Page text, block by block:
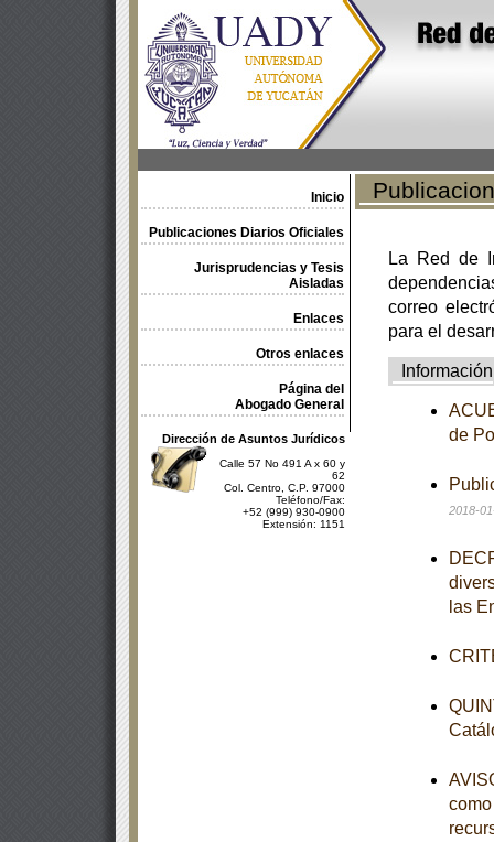
Inicio
Publicaciones Diarios Oficiales
Jurisprudencias y Tesis
Aisladas
Enlaces
Otros enlaces
Página del
Abogado General
Dirección de Asuntos Jurídicos
Calle 57 No 491 A x 60 y
62
Col. Centro, C.P. 97000
Teléfono/Fax:
+52 (999) 930-0900
Extensión: 1151
La Red de
correo
para el
Información
de
2018-
las